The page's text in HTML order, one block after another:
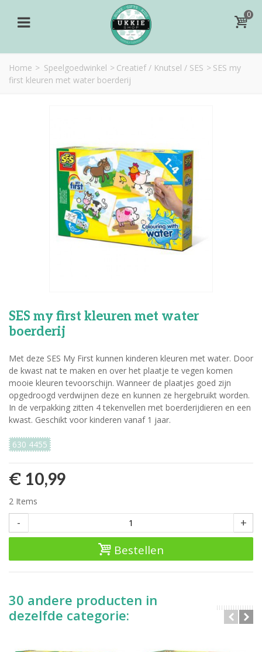
0
Home > Speelgoedwinkel > Creatief / Knutsel / SES > SES my
first kleuren met water boerderij
SES my first kleuren met water
boerderij
Met deze SES My First kunnen kinderen kleuren met water. Door
de kwast nat te maken en over het plaatje te vegen komen
mooie kleuren tevoorschijn. Wanneer de plaatjes goed zijn
opgedroogd verdwijnen deze en kunnen ze hergebruikt worden.
In de verpakking zitten 4 tekenvellen met boerderijdieren en een
kwast. Geschikt voor kinderen vanaf 1 jaar.
630 4455
€ 10,99
2 Items
- +
Bestellen
30 andere producten in
dezelfde categorie: